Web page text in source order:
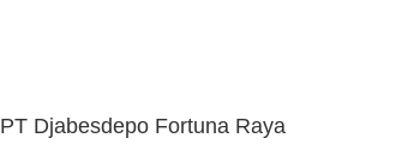
Djabesdepo Fortuna Raya